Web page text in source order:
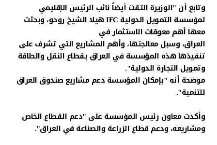
وتابع أن "الوزيرة التقت أيضاً نائب الرئيس الإقليمي
لمؤسسة التمويل الدولية IFC هيلا الشيخ روحو، وبحثت
معها أهم معوقات الاستثمار في
العراق، وسبل معالجتها، وأهم المشاريع التي تشرف على
تنفيذها هذه المؤسسة في العراق بقطاع النقل والطاقة
وتمويل التجارة الدولية".
موضحة أنه "بإمكان المؤسسة دعم مشاريع صندوق العراق
للتنمية".
وأكدت معاون رئيس المؤسسة على "دعم القطاع الخاص
ومشاريعه، ودعم قطاع الزراعة والصناعة في العراق".